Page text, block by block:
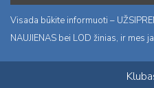
Visada būkite informuoti –
NAUJIENAS bei LOD žinias, ir mes